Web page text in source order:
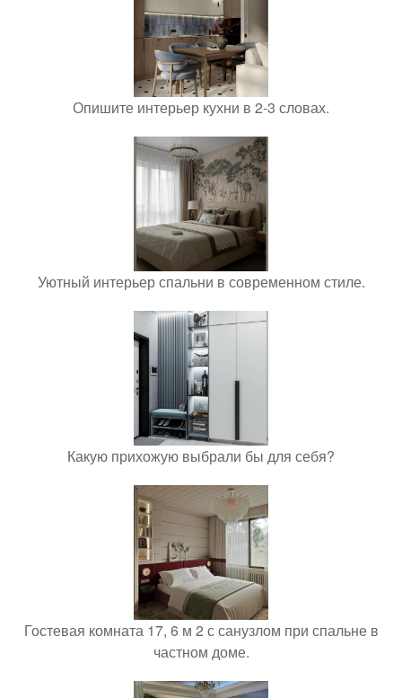
Опишите интерьер кухни в 2-3 словах.
Уютный интерьер спальни в современном стиле.
Какую прихожую выбрали бы для себя?
Гостевая комната 17, 6 м 2 с санузлом при спальне в
частном доме.